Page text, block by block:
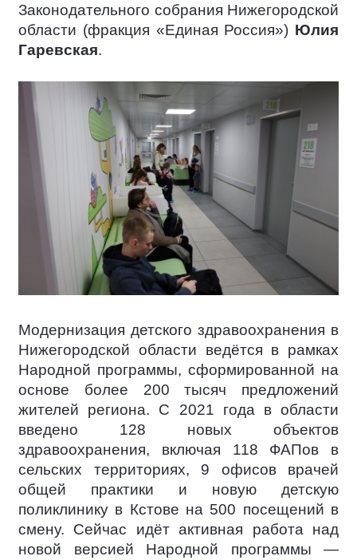
Законодательного собрания Нижегородской
области (фракция «Единая Россия») Юлия
Гаревская.
Модернизация детского здравоохранения в
Нижегородской области ведётся в рамках
Народной программы, сформированной на
основе более 200 тысяч предложений
жителей региона. С 2021 года в области
введено 128 новых объектов
здравоохранения, включая 118 ФАПов в
сельских территориях, 9 офисов врачей
общей практики и новую детскую
поликлинику в Кстове на 500 посещений в
смену. Сейчас идёт активная работа над
новой версией Народной программы —